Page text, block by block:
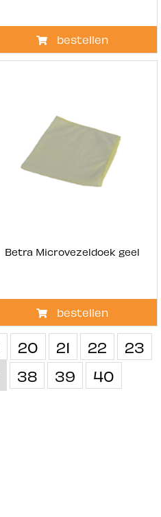
bestellen
Betra Microvezeldoek geel
bestellen
20 21 22
23
38 39 40